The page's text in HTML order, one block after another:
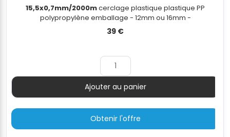
15,5x0,7mm/2000mcerclage plastique plastique PP
polypropylène emballage - 12mm ou 16mm -
16x0,7mm/2000m
39 €
Quantité
Ajouter au panier
Obtenir l'offre